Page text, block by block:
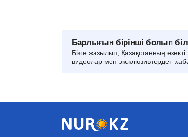
Барлығын бірінші болып
Бізге жазылып, Қазақстанның
видеолар мен эксклюзивтерден